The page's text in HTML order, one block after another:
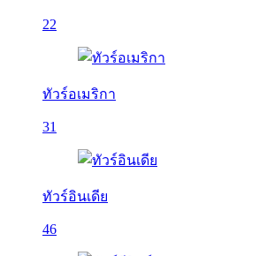
22
ทัวร์อเมริกา
31
ทัวร์อินเดีย
46